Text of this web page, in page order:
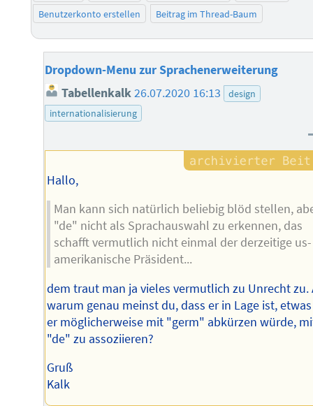
Benutzerkonto erstellen
Beitrag im Thread-Baum
Dropdown-Menu zur Sprachenerweiterung
Tabellenkalk26.07.2020 16:13
design
internationalisierung
Hallo,
Man kann sich natürlich beliebig blöd stellen,
"de" nicht als Sprachauswahl zu erkennen, das
schafft vermutlich nicht einmal der derzeitige us-
amerikanische Präsident...
dem traut man ja vieles vermutlich zu Unrecht zu.
warum genau meinst du, dass er in Lage ist,
er möglicherweise mit "germ" abkürzen würde,
"de" zu assoziieren?
Gruß
Kalk